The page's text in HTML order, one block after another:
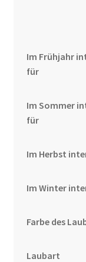
Im Frühjahr
für
Im Sommer
für
Im Herbst
Im Winter
Farbe des
Laubart